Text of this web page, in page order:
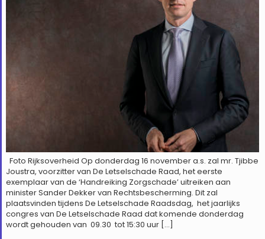
Foto Rijksoverheid Op donderdag 16 november a.s. zal mr. Tjibbe
Joustra, voorzitter van De Letselschade Raad, het eerste
exemplaar van de ‘Handreiking Zorgschade’ uitreiken aan
minister Sander Dekker van Rechtsbescherming. Dit zal
plaatsvinden tijdens De Letselschade Raadsdag, het jaarlijks
congres van De Letselschade Raad dat komende donderdag
wordt gehouden van 09.30 tot 15:30 uur […]